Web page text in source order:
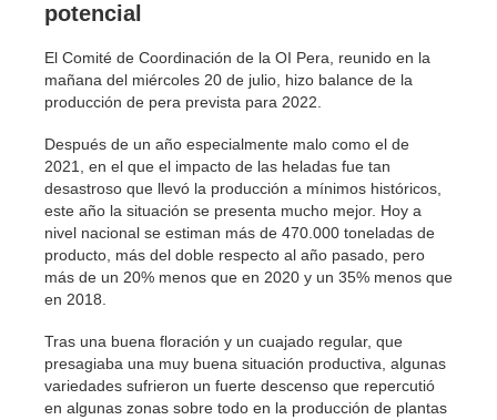
potencial
El Comité de Coordinación de la OI Pera, reunido en la
mañana del miércoles 20 de julio, hizo balance de la
producción de pera prevista para 2022.
Después de un año especialmente malo como el de
2021, en el que el impacto de las heladas fue tan
desastroso que llevó la producción a mínimos históricos,
este año la situación se presenta mucho mejor. Hoy a
nivel nacional se estiman más de 470.000 toneladas de
producto, más del doble respecto al año pasado, pero
más de un 20% menos que en 2020 y un 35% menos que
en 2018.
Tras una buena floración y un cuajado regular, que
presagiaba una muy buena situación productiva, algunas
variedades sufrieron un fuerte descenso que repercutió
en algunas zonas sobre todo en la producción de plantas